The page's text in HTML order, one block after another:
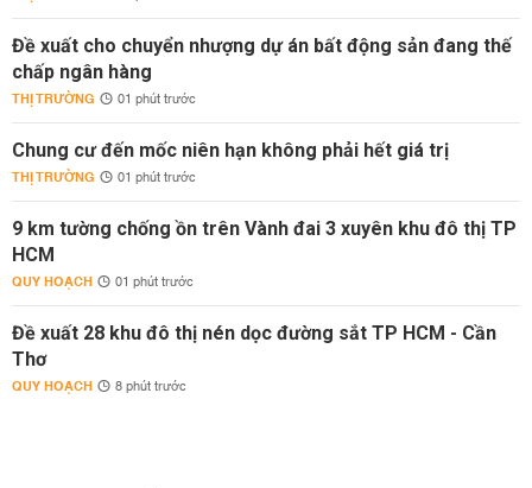
Đề xuất cho chuyển nhượng dự án bất động sản đang thế
chấp ngân hàng
THỊ TRƯỜNG 01 phút trước
Chung cư đến mốc niên hạn không phải hết giá trị
THỊ TRƯỜNG 01 phút trước
9 km tường chống ồn trên Vành đai 3 xuyên khu đô thị TP
HCM
QUY HOẠCH 01 phút trước
Đề xuất 28 khu đô thị nén dọc đường sắt TP HCM - Cần
Thơ
QUY HOẠCH 8 phút trước